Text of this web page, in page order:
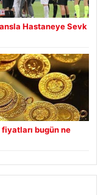
Hastaneye Sevk
fiyatları bugün ne